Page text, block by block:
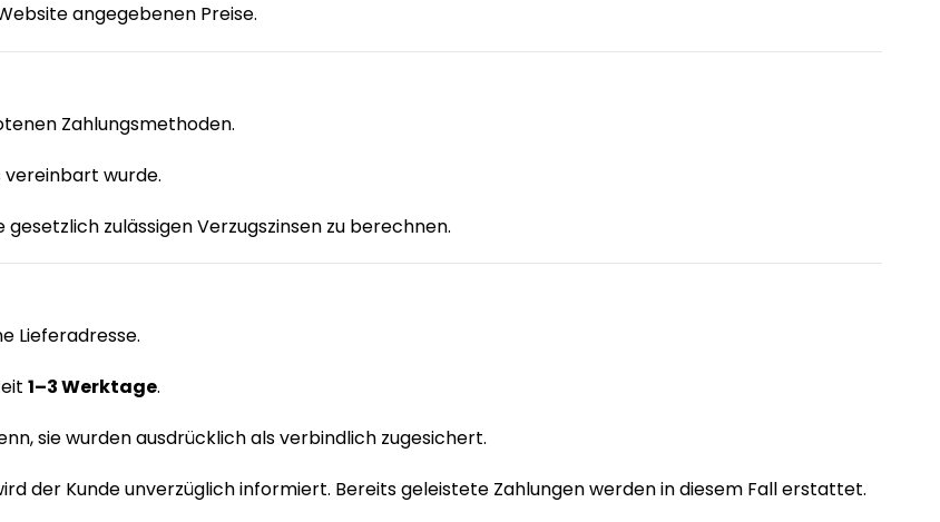
angegebenen Preise.
Zahlungsmethoden.
wurde.
zulässigen Verzugszinsen zu berechnen.
Lieferadresse.
1–3 Werktage.
sie wurden ausdrücklich als verbindlich zugesichert.
der Kunde unverzüglich informiert. Bereits geleistete Zahlungen werden in diesem Fall erstattet.